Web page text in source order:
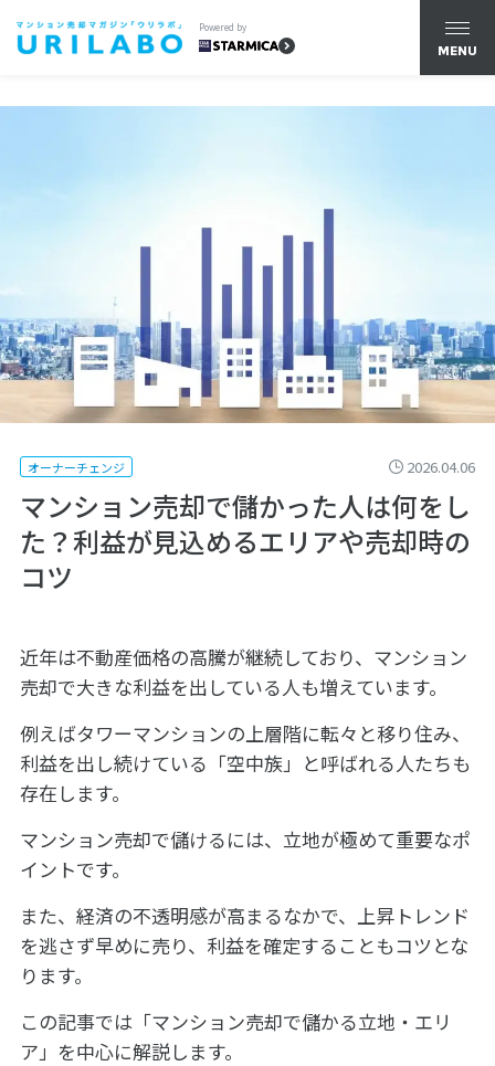
Powered by
MENU
オーナーチェンジ 2026.04.06
マンション売却で儲かった人は何をし
た？利益が見込めるエリアや売却時の
コツ
近年は不動産価格の高騰が継続しており、マンション
売却で大きな利益を出している人も増えています。
例えばタワーマンションの上層階に転々と移り住み、
利益を出し続けている「空中族」と呼ばれる人たちも
存在します。
マンション売却で儲けるには、立地が極めて重要なポ
イントです。
また、経済の不透明感が高まるなかで、上昇トレンド
を逃さず早めに売り、利益を確定することもコツとな
ります。
この記事では「マンション売却で儲かる立地・エリ
ア」を中心に解説します。